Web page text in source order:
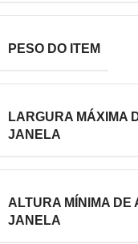
PESO DO ITEM
LARGURA MÁXIMA
JANELA
ALTURA MÍNIMA DE
JANELA